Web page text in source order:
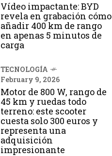
Vídeo impactante: BYD
revela en grabación cómo
añadir 400 km de rango
en apenas 5 minutos de
carga
TECNOLOGÍA
February 9, 2026
Motor de 800 W, rango de
45 km y ruedas todo
terreno: este scooter
cuesta solo 300 euros y
representa una
adquisición
impresionante